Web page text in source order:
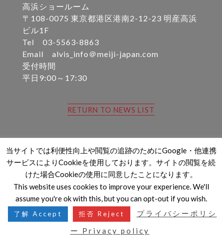
高浜ショールーム
〒108-0075 東京都港区港南2-12-23 明産高浜
ビル1F
Tel 03-5563-8863
Email alvis_info＠meiji-japan.com
受付時間
平日9:00～17:30
RETURN TO NEWS LIST
Copyright MEIJISANGYO All Rights Reserved.
当サイトでは利便性向上や閲覧の追跡のためにGoogle・他連携
サービスによりCookieを使用しております。サイトの閲覧を続
けた場合Cookieの使用に同意したことになります。
This website uses cookies to improve your experience. We'll
assume you're ok with this, but you can opt-out if you wish.
了解 Accept 拒否 Reject
プライバシーポリシ
ー Privacy policy